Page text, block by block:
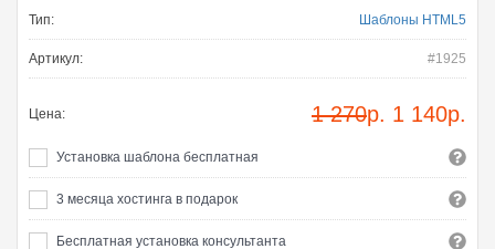
Тип: Шаблоны HTML5
Артикул: #1925
Цена: 1 270р. 1 140р.
Установка шаблона бесплатная
3 месяца хостинга в подарок
Бесплатная установка консультанта